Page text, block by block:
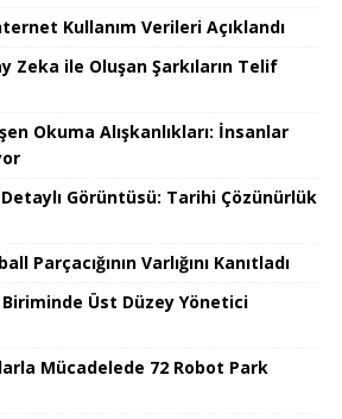
Kullanım Verileri Açıklandı
Zeka ile Oluşan Şarkıların Telif
Okuma Alışkanlıkları: İnsanlar
Detaylı Görüntüsü: Tarihi Çözünürlük
Parçacığının Varlığını Kanıtladı
Üst Düzey Yönetici
Mücadelede 72 Robot Park